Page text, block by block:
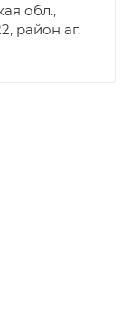
обл.,
район аг.